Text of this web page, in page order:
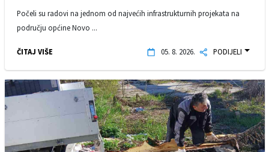
Počeli su radovi na jednom od najvećih infrastrukturnih projekata na
području općine Novo ...
ČITAJ VIŠE 05. 8. 2026. PODIJELI